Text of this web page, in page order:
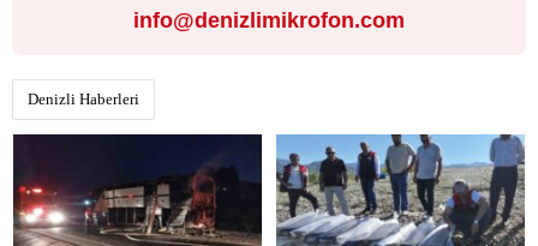
info@denizlimikrofon.com
Denizli Haberleri